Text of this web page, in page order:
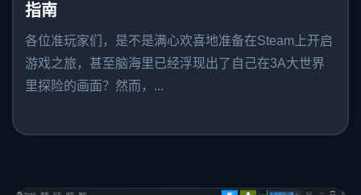
指南
各位准玩家们，是不是满心欢喜地准备在Steam上开启
游戏之旅，甚至脑海里已经浮现出了自己在3A大世界
里探险的画面？然而，...